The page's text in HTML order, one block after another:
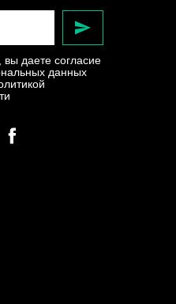
даете согласие
данных